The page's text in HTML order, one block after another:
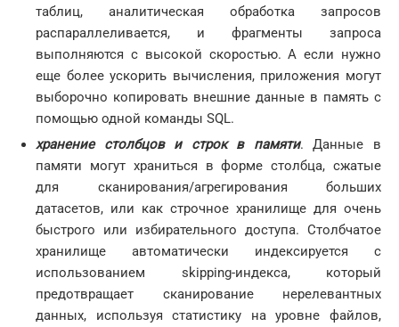
таблиц, аналитическая обработка запросов
распараллеливается, и фрагменты запроса
выполняются с высокой скоростью. А если нужно
еще более ускорить вычисления, приложения могут
выборочно копировать внешние данные в память с
помощью одной команды SQL.
хранение столбцов и строк в памяти. Данные в
памяти могут храниться в форме столбца, сжатые
для сканирования/агрегирования больших
датасетов, или как строчное хранилище для очень
быстрого или избирательного доступа. Столбчатое
хранилище автоматически индексируется с
использованием skipping-индекса, который
предотвращает сканирование нерелевантных
данных, используя статистику на уровне файлов,